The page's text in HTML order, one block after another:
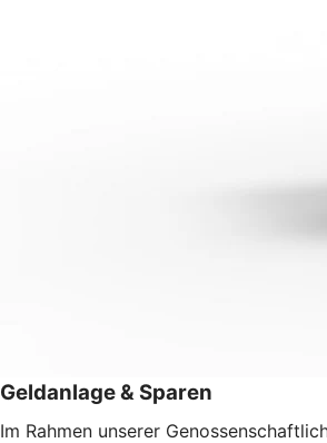
Geldanlage & Sparen
Im Rahmen unserer